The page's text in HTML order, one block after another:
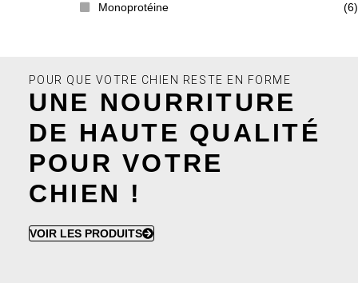
Monoprotéine (6)
POUR QUE VOTRE CHIEN RESTE EN FORME
UNE NOURRITURE
DE HAUTE QUALITÉ
POUR VOTRE
CHIEN !
VOIR LES PRODUITS